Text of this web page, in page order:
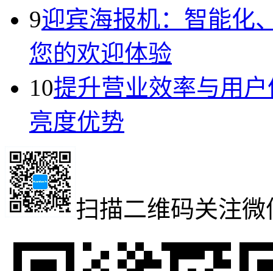
9迎宾海报机：智能化
您的欢迎体验
10提升营业效率与用
亮度优势
扫描二维码关注